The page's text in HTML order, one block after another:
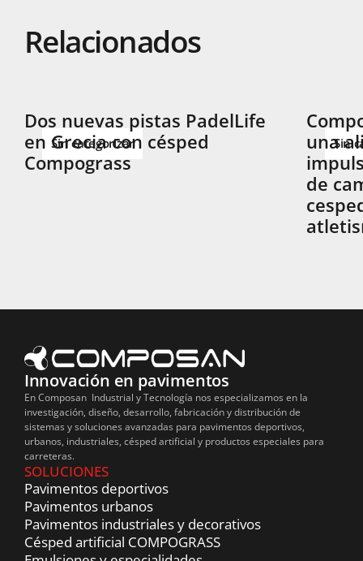
Relacionados
Sin categorizar
Dos nuevas pistas PadelLife
en Grecia con césped
Compograss
Sin
una
de
Innovación en pavimentos
En Composan Industrial y Tecnología nos especializamos en la
investigación, diseño, desarrollo, fabricación y distribución de
sistemas y soluciones avanzadas para pavimentos deportivos,
urbanos, industriales, césped artificial y productos especiales para
carreteras.
SOLUCIONES
Pavimentos deportivos
Pavimentos urbanos
Pavimentos industriales y decorativos
Césped artificial COMPOGRASS